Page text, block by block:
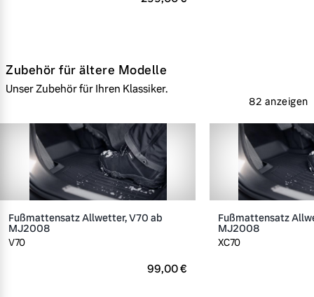
Zubehör für ältere Modelle
Unser Zubehör für Ihren Klassiker.
82 anzeigen
Fußmattensatz Allwetter, V70 ab
MJ2008
V70
99,00 €
Fußmattensatz
MJ2008
XC70